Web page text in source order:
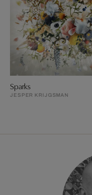
Sparks
JESPER KRIJGSMAN